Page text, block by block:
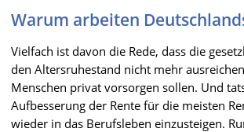
Warum arbeiten
Vielfach ist davon die Rede, dass die
den Altersruhestand nicht mehr
Menschen privat vorsorgen sollen. Und
Aufbesserung der Rente für die meisten
wieder in das Berufsleben einzusteigen.